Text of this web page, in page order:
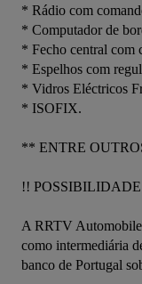
* Rádio com
* Computador de
* Fecho central com
* Espelhos com
* Vidros Eléctricos
* ISOFIX.
** ENTRE
!!
A RRTV Automobile
como intermediária
banco de Portugal